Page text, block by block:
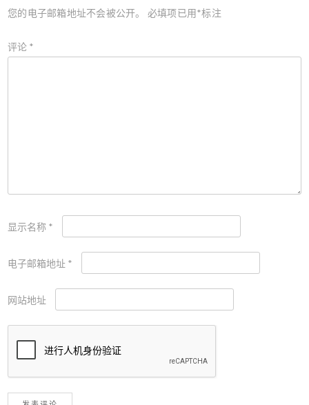
您的电子邮箱地址不会被公开。 必填项已用*标注
评论 *
显示名称 *
电子邮箱地址 *
网站地址